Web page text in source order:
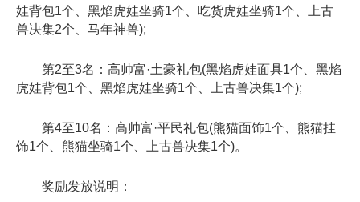
娃背包1个、黑焰虎娃坐骑1个、吃货虎娃坐骑1个、上古
兽决集2个、马年神兽);
第2至3名：高帅富·土豪礼包(黑焰虎娃面具1个、黑焰
虎娃背包1个、黑焰虎娃坐骑1个、上古兽决集1个);
第4至10名：高帅富·平民礼包(熊猫面饰1个、熊猫挂
饰1个、熊猫坐骑1个、上古兽决集1个)。
奖励发放说明：